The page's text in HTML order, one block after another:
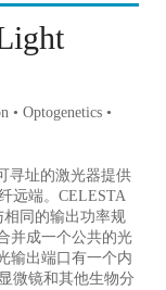
• Optogenetics •
寻址的激光器提供
远端。 CELESTA
相同的输出功率规
并成一个公共的光
输出端口有一个内
微镜和其他生物分